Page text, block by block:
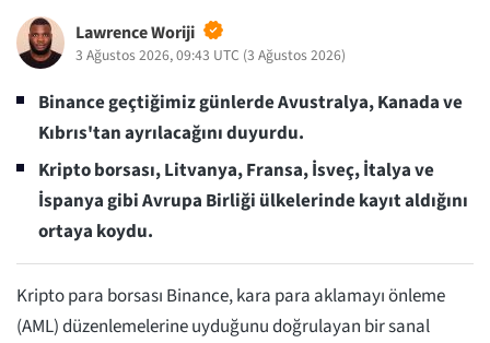
Lawrence Woriji
3 Ağustos 2026, 09:43 UTC (3 Ağustos 2026)
Binance geçtiğimiz günlerde Avustralya, Kanada ve
Kıbrıs'tan ayrılacağını duyurdu.
Kripto borsası, Litvanya, Fransa, İsveç, İtalya ve
İspanya gibi Avrupa Birliği ülkelerinde kayıt aldığını
ortaya koydu.
Kripto para borsası Binance, kara para aklamayı önleme
(AML) düzenlemelerine uyduğunu doğrulayan bir sanal